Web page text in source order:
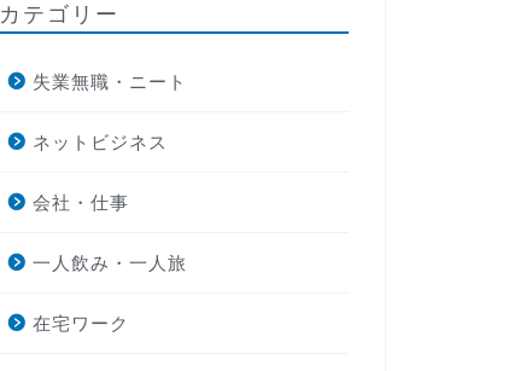
カテゴリー
失業無職・ニート
ネットビジネス
会社・仕事
一人飲み・一人旅
在宅ワーク